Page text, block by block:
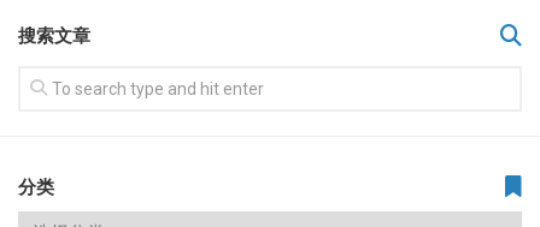
搜索文章
分类